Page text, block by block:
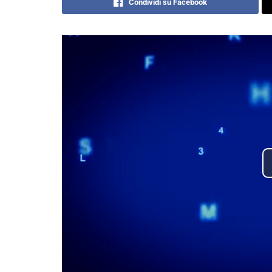
Condividi su Facebook